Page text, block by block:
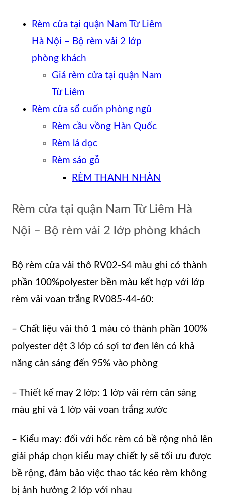
Rèm cửa tại quận Nam Từ Liêm
Hà Nội – Bộ rèm vải 2 lớp
phòng khách
Giá rèm cửa tại quận Nam
Từ Liêm
Rèm cửa sổ cuốn phòng ngủ
Rèm cầu vồng Hàn Quốc
Rèm lá dọc
Rèm sáo gỗ
RÈM THANH NHÀN
Rèm cửa tại quận Nam Từ Liêm Hà
Nội – Bộ rèm vải 2 lớp phòng khách
Bộ rèm cửa vải thô RV02-S4 màu ghi có thành
phần 100%polyester bền màu kết hợp với lớp
rèm vải voan trắng RV085-44-60:
– Chất liệu vải thô 1 màu có thành phần 100%
polyester dệt 3 lớp có sợi tơ đen lên có khả
năng cản sáng đến 95% vào phòng
– Thiết kế may 2 lớp: 1 lớp vải rèm cản sáng
màu ghi và 1 lớp vải voan trắng xước
– Kiểu may: đối với hốc rèm có bề rộng nhỏ lên
giải pháp chọn kiểu may chiết ly sẽ tối ưu được
bề rộng, đảm bảo việc thao tác kéo rèm không
bị ảnh hưởng 2 lớp với nhau